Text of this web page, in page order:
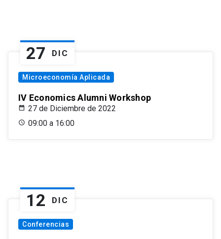
27 DIC
Microeconomía Aplicada
IV Economics Alumni Workshop
27 de Diciembre de 2022
09:00 a 16:00
12 DIC
Conferencias